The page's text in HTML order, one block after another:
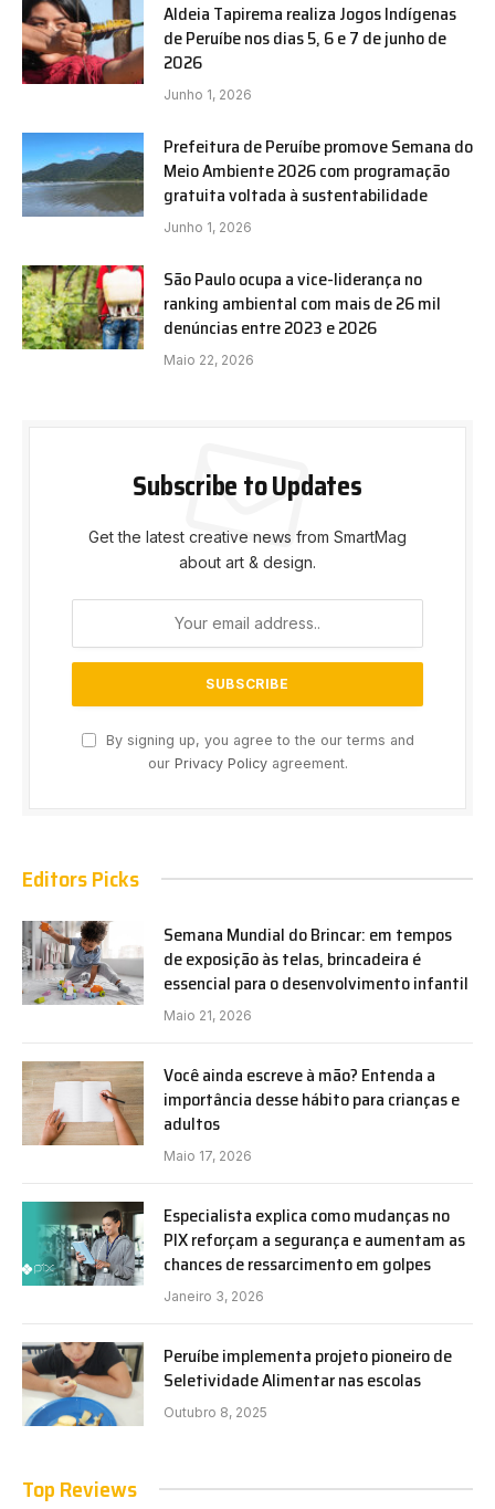
Aldeia Tapirema realiza Jogos Indígenas
de Peruíbe nos dias 5, 6 e 7 de junho de
2026
Junho 1, 2026
Prefeitura de Peruíbe promove Semana do
Meio Ambiente 2026 com programação
gratuita voltada à sustentabilidade
Junho 1, 2026
São Paulo ocupa a vice-liderança no
ranking ambiental com mais de 26 mil
denúncias entre 2023 e 2026
Maio 22, 2026
Subscribe to Updates
Get the latest creative news from SmartMag
about art & design.
By signing up, you agree to the our terms and
our Privacy Policyagreement.
Editors Picks
Semana Mundial do Brincar: em tempos
de exposição às telas, brincadeira é
essencial para o desenvolvimento infantil
Maio 21, 2026
Você ainda escreve à mão? Entenda a
importância desse hábito para crianças e
adultos
Maio 17, 2026
Especialista explica como mudanças no
PIX reforçam a segurança e aumentam as
chances de ressarcimento em golpes
Janeiro 3, 2026
Peruíbe implementa projeto pioneiro de
Seletividade Alimentar nas escolas
Outubro 8, 2025
Top Reviews